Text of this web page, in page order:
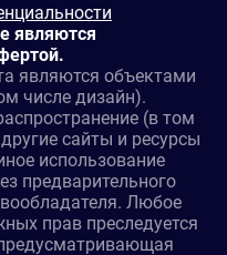
являются
являются объектами
числе дизайн).
(в том
сайты и ресурсы
использование
предварительного
Любое
прав преследуется